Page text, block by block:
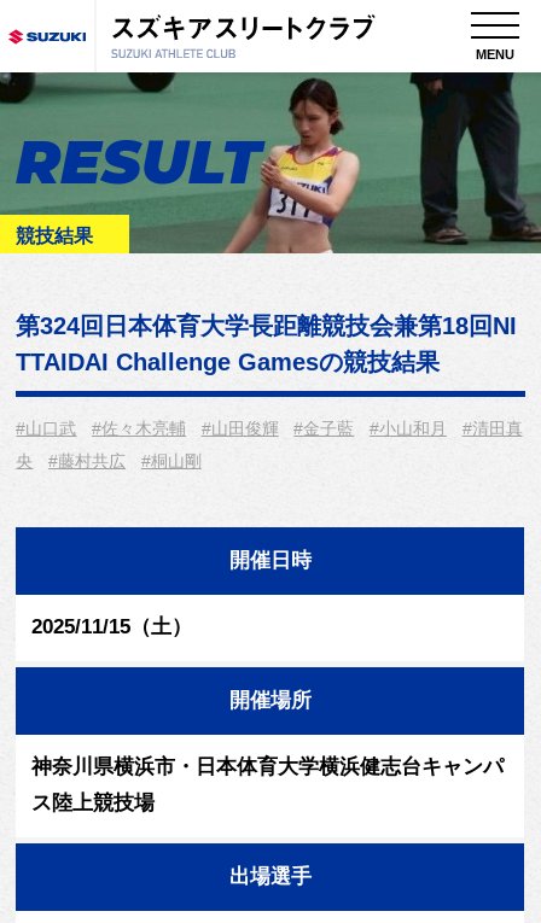
MENU
RESULT
競技結果
第324回日本体育大学長距離競技会兼第18回NI
TTAIDAI Challenge Gamesの競技結果
#山口武 #佐々木亮輔 #山田俊輝 #金子藍 #小山和月
#清田真
央
#藤村共広 #桐山剛
開催日時
2025/11/15（土）
開催場所
神奈川県横浜市・日本体育大学横浜健志台キャンパ
ス陸上競技場
出場選手